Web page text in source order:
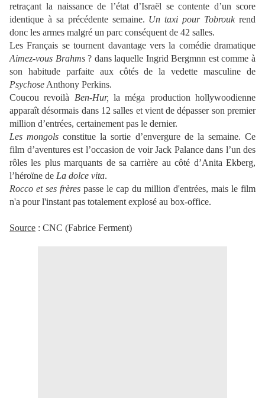
retraçant la naissance de l’état d’Israël se contente d’un score
identique à sa précédente semaine. Un taxi pour Tobroukrend
donc les armes malgré un parc conséquent de 42 salles.
Les Français se tournent davantage vers la comédie dramatique
Aimez-vous Brahms? dans laquelle Ingrid Bergmnn est comme à
son habitude parfaite aux côtés de la vedette masculine de
Psychose Anthony Perkins.
Coucou revoilà Ben-Hur, la méga production hollywoodienne
apparaît désormais dans 12 salles et vient de dépasser son premier
million d’entrées, certainement pas le dernier.
Les mongols constitue la sortie d’envergure de la semaine. Ce
film d’aventures est l’occasion de voir Jack Palance dans l’un des
rôles les plus marquants de sa carrière au côté d’Anita Ekberg,
l’héroïne de La dolce vita.
Rocco et ses frères passe le cap du million d'entrées, mais le film
n'a pour l'instant pas totalement explosé au box-office.
Source : CNC (Fabrice Ferment)